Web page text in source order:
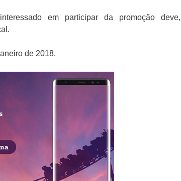
em participar da promoção deve,
de 2018.